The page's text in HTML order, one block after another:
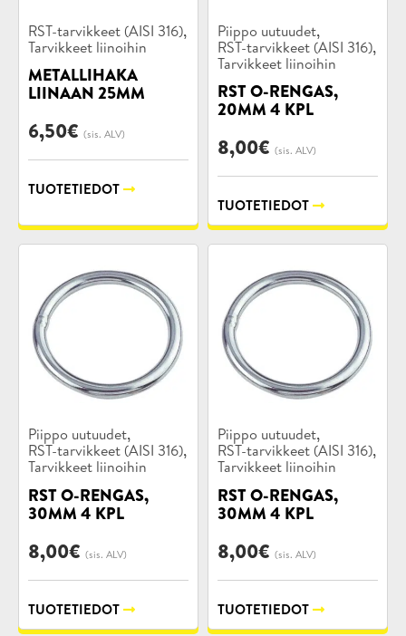
Tuotekategoriat:
RST-tarvikkeet (AISI 316),
Tarvikkeet liinoihin
METALLIHAKA
LIINAAN 25MM
6,50€ (sis. ALV)
TUOTETIEDOT
Tuotekategoriat:
Piippo uutuudet,
RST-tarvikkeet (AISI 316),
Tarvikkeet liinoihin
RST O-RENGAS,
20MM 4 KPL
8,00€ (sis. ALV)
TUOTETIEDOT
Tuotekategoriat:
Piippo uutuudet,
RST-tarvikkeet (AISI 316),
Tarvikkeet liinoihin
RST O-RENGAS,
30MM 4 KPL
8,00€ (sis. ALV)
TUOTETIEDOT
Tuotekategoriat:
Piippo uutuudet,
RST-tarvikkeet (AISI 316),
Tarvikkeet liinoihin
RST O-RENGAS,
30MM 4 KPL
8,00€ (sis. ALV)
TUOTETIEDOT